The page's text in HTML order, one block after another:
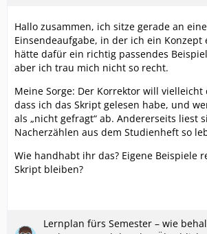
Hallo zusammen, ich sitze gerade an
Einsendeaufgabe, in der ich ein Konzept
hätte dafür ein richtig passendes
aber ich trau mich nicht so recht.
Meine Sorge: Der Korrektor will
dass ich das Skript gelesen habe, und
als „nicht gefragt“ ab. Andererseits liest
Nacherzählen aus dem Studienheft so
Wie handhabt ihr das? Eigene Beispiele
Skript bleiben?
Lernplan fürs Semester – wie